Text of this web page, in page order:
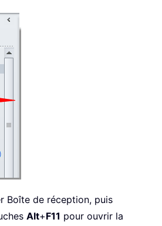
Boîte de réception, puis
Alt+F11 pour ouvrir la